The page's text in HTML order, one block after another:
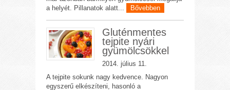
a helyét. Pillanatok alatt...
Bővebben
Gluténmentes
tejpite nyári
gyümölcsökkel
2014. július 11.
A tejpite sokunk nagy kedvence. Nagyon
egyszerű elkészíteni, hasonló a